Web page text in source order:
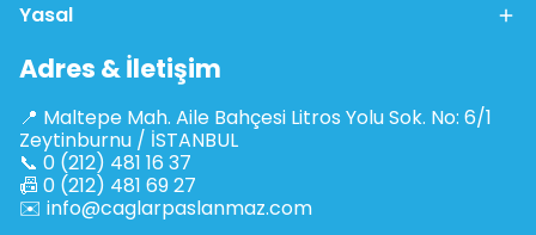
Yasal
Adres & İletişim
📍 Maltepe Mah. Aile Bahçesi Litros Yolu Sok. No: 6/1
Zeytinburnu / İSTANBUL
📞 0 (212) 481 16 37
📠 0 (212) 481 69 27
✉️ info@caglarpaslanmaz.com